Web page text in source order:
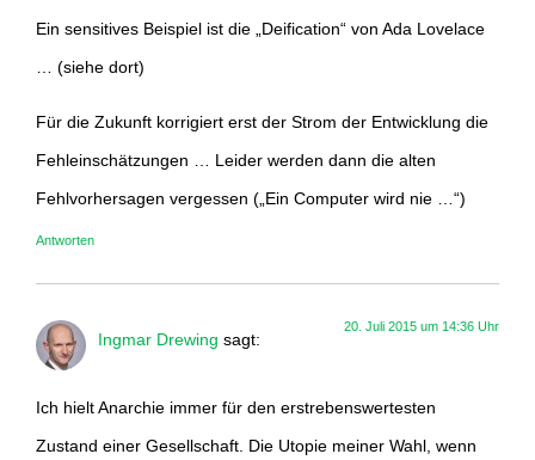
Ein sensitives Beispiel ist die „Deification“ von Ada Lovelace
… (siehe dort)
Für die Zukunft korrigiert erst der Strom der Entwicklung die
Fehleinschätzungen … Leider werden dann die alten
Fehlvorhersagen vergessen („Ein Computer wird nie …“)
Antworten
Ingmar Drewing sagt:
20. Juli 2015 um 14:36 Uhr
Ich hielt Anarchie immer für den erstrebenswertesten
Zustand einer Gesellschaft. Die Utopie meiner Wahl, wenn